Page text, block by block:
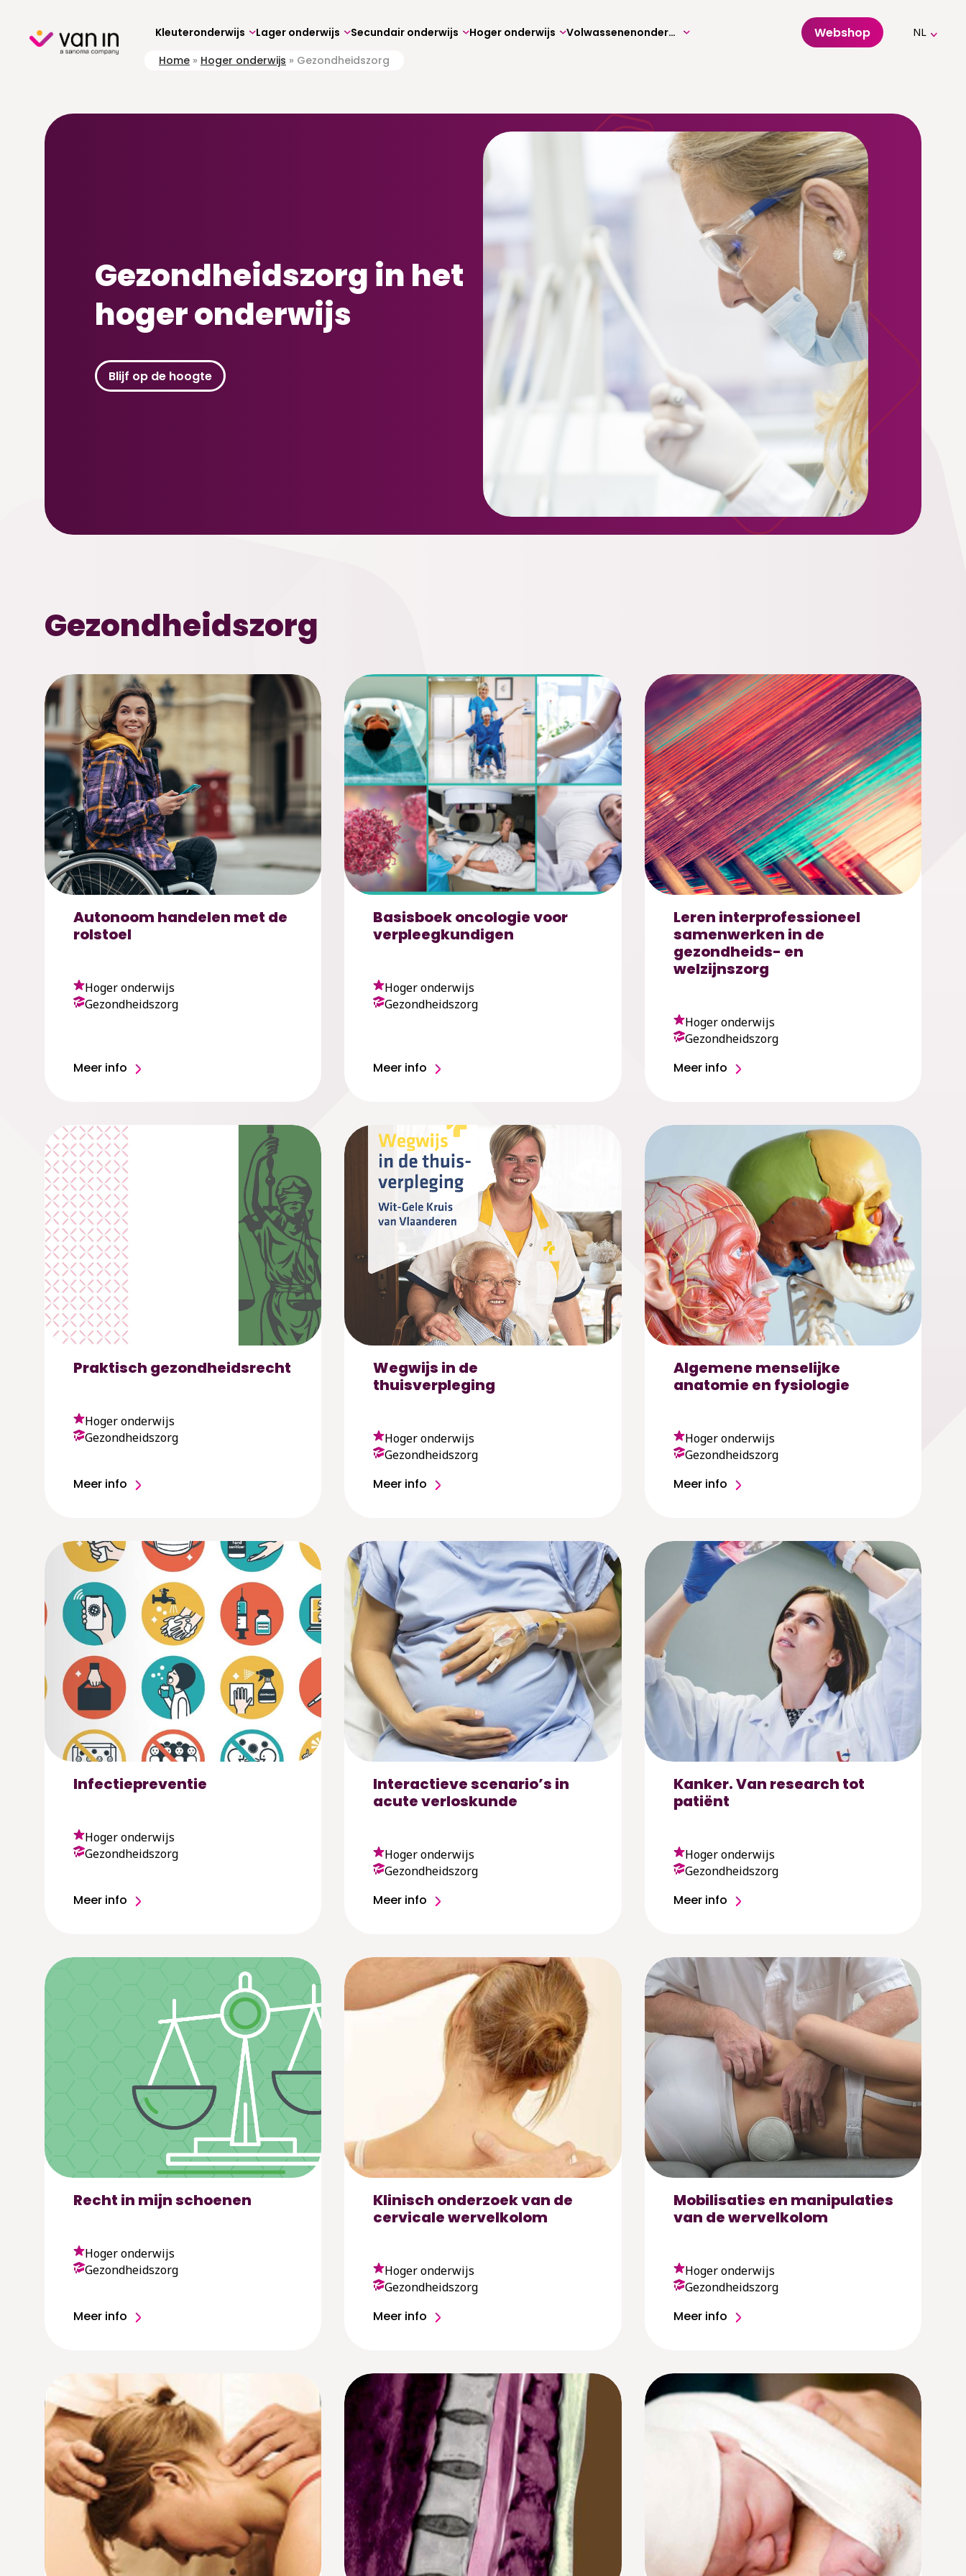
content Kleuteronderwijs Lager onderwijs Secundair onderwijs Hoger onderwijs Volwassenenonderwijs Webshop NL
Home » Hoger onderwijs » Gezondheidszorg
Gezondheidszorg in het
hoger onderwijs
Blijf op de hoogte
Gezondheidszorg
Autonoom handelen met de
rolstoel
Hoger onderwijs
Gezondheidszorg
Meer info
Basisboek oncologie voor
verpleegkundigen
Hoger onderwijs
Gezondheidszorg
Meer info
Leren interprofessioneel
samenwerken in de
gezondheids- en
welzijnszorg
Hoger onderwijs
Gezondheidszorg
Meer info
Praktisch gezondheidsrecht
Hoger onderwijs
Gezondheidszorg
Meer info
Wegwijs in de
thuisverpleging
Hoger onderwijs
Gezondheidszorg
Meer info
Algemene menselijke
anatomie en fysiologie
Hoger onderwijs
Gezondheidszorg
Meer info
Infectiepreventie
Hoger onderwijs
Gezondheidszorg
Meer info
Interactieve scenario’s in
acute verloskunde
Hoger onderwijs
Gezondheidszorg
Meer info
Kanker. Van research tot
patiënt
Hoger onderwijs
Gezondheidszorg
Meer info
Recht in mijn schoenen
Hoger onderwijs
Gezondheidszorg
Meer info
Klinisch onderzoek van de
cervicale wervelkolom
Hoger onderwijs
Gezondheidszorg
Meer info
Mobilisaties en manipulaties
van de wervelkolom
Hoger onderwijs
Gezondheidszorg
Meer info